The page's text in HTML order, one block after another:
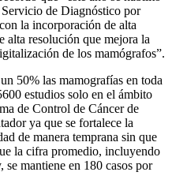
de Diagnóstico por
la incorporación de alta
alta resolución que mejora la
de los mamógrafos”.
50% las mamografías en toda
estudios solo en el ámbito
de Control de Cáncer de
ya que se fortalece la
de manera temprana sin que
la cifra promedio, incluyendo
mantiene en 180 casos por